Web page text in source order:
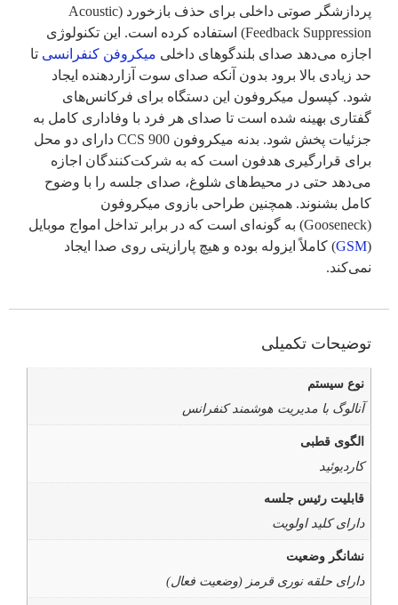
پردازشگر صوتی داخلی برای حذف بازخورد (Acoustic
Feedback Suppression) استفاده کرده است. این تکنولوژی
اجازه می‌دهد صدای بلندگوهای داخلی میکروفن کنفرانسی تا
حد زیادی بالا برود بدون آنکه صدای سوت آزاردهنده ایجاد
شود. کپسول میکروفون این دستگاه برای فرکانس‌های
گفتاری بهینه شده است تا صدای هر فرد با وفاداری کامل به
جزئیات پخش شود. بدنه میکروفون CCS 900 دارای دو محل
برای قرارگیری هدفون است که به شرکت‌کنندگان اجازه
می‌دهد حتی در محیط‌های شلوغ، صدای جلسه را با وضوح
کامل بشنوند. همچنین طراحی بازوی میکروفون
(Gooseneck) به گونه‌ای است که در برابر تداخل امواج موبایل
(
GSM) کاملاً ایزوله بوده و هیچ پارازیتی روی صدا ایجاد
نمی‌کند.
توضیحات تکمیلی
نوع سیستم
آنالوگ با مدیریت هوشمند کنفرانس
الگوی قطبی
کاردیوئید
قابلیت رئیس جلسه
دارای کلید اولویت
نشانگر وضعیت
دارای حلقه نوری قرمز (وضعیت فعال)